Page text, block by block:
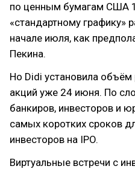
по ценным бумагам США
«стандартному графику»
начале июля, как
Пекина.
Но Didi установила
акций уже 24 июня. По
банкиров, инвесторов и
самых коротких сроков
инвесторов на IPO.
Виртуальные встречи с